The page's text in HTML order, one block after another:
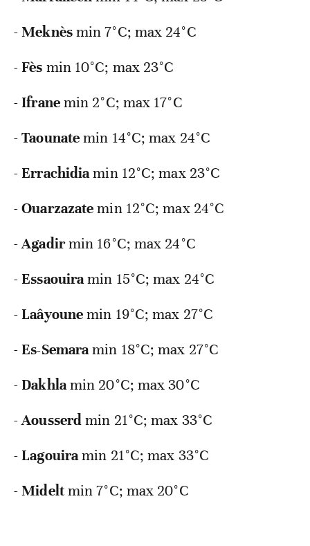
-Meknèsmin 7°C; max 24°C
-Fès min 10°C; max 23°C
-Ifranemin 2°C; max 17°C
-Taounatemin 14°C; max 24°C
-Errachidiamin 12°C; max 23°C
-Ouarzazatemin 12°C; max 24°C
-Agadirmin 16°C; max 24°C
-Essaouiramin 15°C; max 24°C
-Laâyounemin 19°C; max 27°C
-Es-Semaramin 18°C; max 27°C
-Dakhlamin 20°C; max 30°C
-Aousserdmin 21°C; max 33°C
-Lagouiramin 21°C; max 33°C
-Mideltmin 7°C; max 20°C